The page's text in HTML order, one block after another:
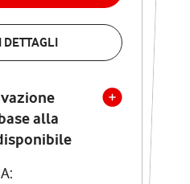
DETTAGLI
alla
LA COPERTURA
di attivazione
in base alla
disponibile
CASA: